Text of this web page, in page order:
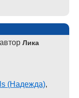
Лика
(Надежда),